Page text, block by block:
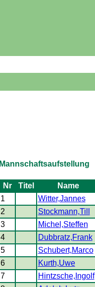
Mannschaftsaufstellung
Nr Titel Name
1
Witter,Jannes
2
Stockmann,Till
3
Michel,Steffen
4
Dubbratz,Frank
5
Schubert,Marco
6
Kurth,Uwe
7
Hintzsche,Ingolf